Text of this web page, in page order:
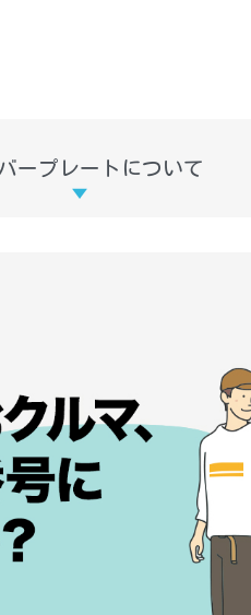
ープレートについて